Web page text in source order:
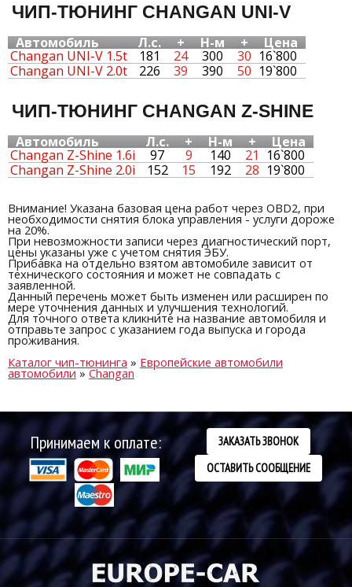
ЧИП-ТЮНИНГ CHANGAN UNI-V
Автомобиль Л.с. + Н-м + Цена
Changan UNI-V 1.5t 181 24 300 30 16`800
Changan UNI-V 2.0t
226 39 390 50 19`800
ЧИП-ТЮНИНГ CHANGAN Z-SHINE
Автомобиль Л.с. + Н-м + Цена
Changan Z-Shine 1.6i 97 9 140 21
16`800
Changan Z-Shine 2.0i
152 15 192 28 19`800
Внимание! Указана базовая цена работ через OBD2, при
необходимости снятия блока управления - услуги дороже
на 20%.
При невозможности записи через диагностический порт,
цены указаны уже с учетом снятия ЭБУ.
Прибавка на отдельно взятом автомобиле зависит от
технического состояния и может не совпадать с
заявленной.
Данный перечень может быть изменен или расширен по
мере уточнения данных и улучшения технологий.
Для точного ответа кликните на название автомобиля и
отправьте запрос с указанием года выпуска и города
проживания.
Каталог чип-тюнинга » Европейские автомобили
автомобили»Changan
Принимаем к оплате:
ЗАКАЗАТЬ ЗВОНОК
ОСТАВИТЬ СООБЩЕНИЕ